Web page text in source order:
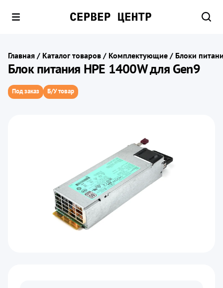
Главная / Каталог товаров / Комплектующие / Блоки
Блок питания HPE 1400W для Gen9
Под заказ Б/У товар